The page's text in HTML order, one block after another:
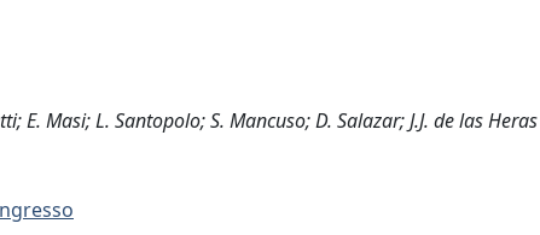
E. Masi; L. Santopolo; S. Mancuso; D. Salazar; J.J. de las Heras